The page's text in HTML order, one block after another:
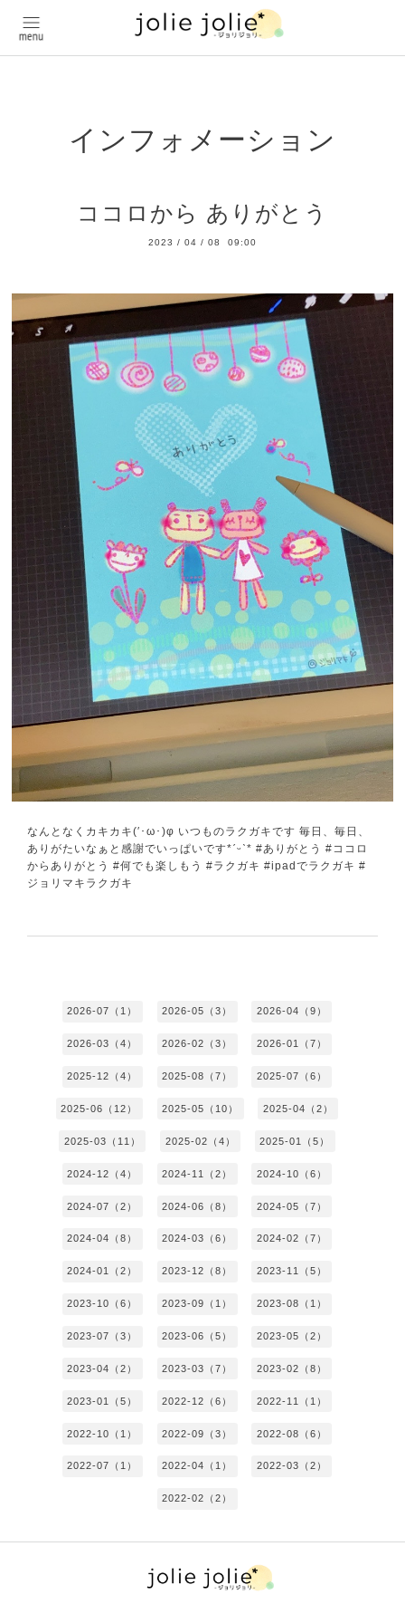
インフォメーション
ココロから ありがとう
2023 / 04 / 08 09:00
なんとなくカキカキ(′･ω･)φ いつものラクガキです 毎日、毎日、
ありがたいなぁと感謝でいっぱいです*ˊᵕˋ* #ありがとう #ココロ
からありがとう #何でも楽しもう #ラクガキ #ipadでラクガキ #
ジョリマキラクガキ
2026-07（1） 2026-05（3） 2026-04（9）
2026-03（4） 2026-02（3） 2026-01（7）
2025-12（4） 2025-08（7） 2025-07（6）
2025-06（12） 2025-05（10） 2025-04（2）
2025-03（11） 2025-02（4） 2025-01（5）
2024-12（4） 2024-11（2） 2024-10（6）
2024-07（2） 2024-06（8） 2024-05（7）
2024-04（8） 2024-03（6） 2024-02（7）
2024-01（2） 2023-12（8） 2023-11（5）
2023-10（6） 2023-09（1） 2023-08（1）
2023-07（3） 2023-06（5） 2023-05（2）
2023-04（2） 2023-03（7） 2023-02（8）
2023-01（5） 2022-12（6） 2022-11（1）
2022-10（1） 2022-09（3） 2022-08（6）
2022-07（1） 2022-04（1） 2022-03（2）
2022-02（2）